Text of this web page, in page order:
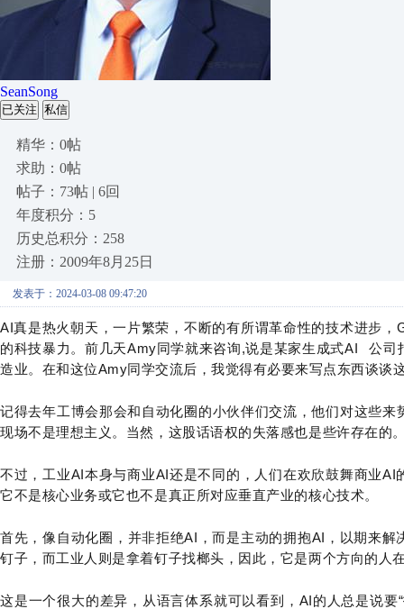
SeanSong
已关注 私信
精华：0帖
求助：0帖
帖子：73帖 | 6回
年度积分：5
历史总积分：258
注册：2009年8月25日
发表于：2024-03-08 09:47:20
AI真是热火朝天，一片繁荣，不断的有所谓革命性的技术进步，
的科技暴力。前几天Amy同学就来咨询,说是某家生成式AI
公司
造业。在和这位Amy同学交流后，我觉得有必要来写点东西谈谈
记得去年工博会那会和自动化圈的小伙伴们交流，他们对这些
现场不是理想主义。当然，这股话语权的失落感也是些许存在的
不过，工业AI本身与商业AI还是不同的，人们在欢欣鼓舞商业
它不是核心业务或它也不是真正所对应垂直产业的核心技术。
首先，像自动化圈，并非拒绝AI，而是主动的拥抱AI，以期来
钉子，而工业人则是拿着钉子找榔头，因此，它是两个方向的人
这是一个很大的差异，从语言体系就可以看到，AI的人总是说